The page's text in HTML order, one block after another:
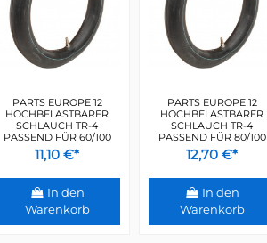
PARTS EUROPE 12
HOCHBELASTBARER
SCHLAUCH TR-4
PASSEND FÜR 60/100
11,10 €*
In den
Warenkorb
PARTS EUROPE 12
HOCHBELASTBARER
SCHLAUCH TR-4
PASSEND FÜR 80/100
12,70 €*
In den
Warenkorb